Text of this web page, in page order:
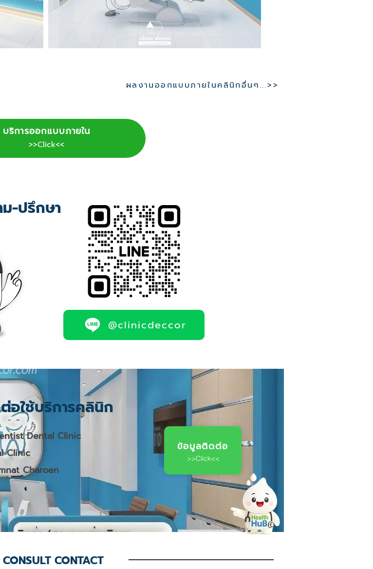
ผลงานออกแบบภายในคลินิกอื่นๆ...>>
บริการออกแบบภายใน
>>Click<<
@clinicdeccor
-ปรึกษา
อใช้บริการคลินิก
Dental Clinic
Clinic
Charoen
ข้อมูลติดต่อ
>>Click<<
CONSULT CONTACT